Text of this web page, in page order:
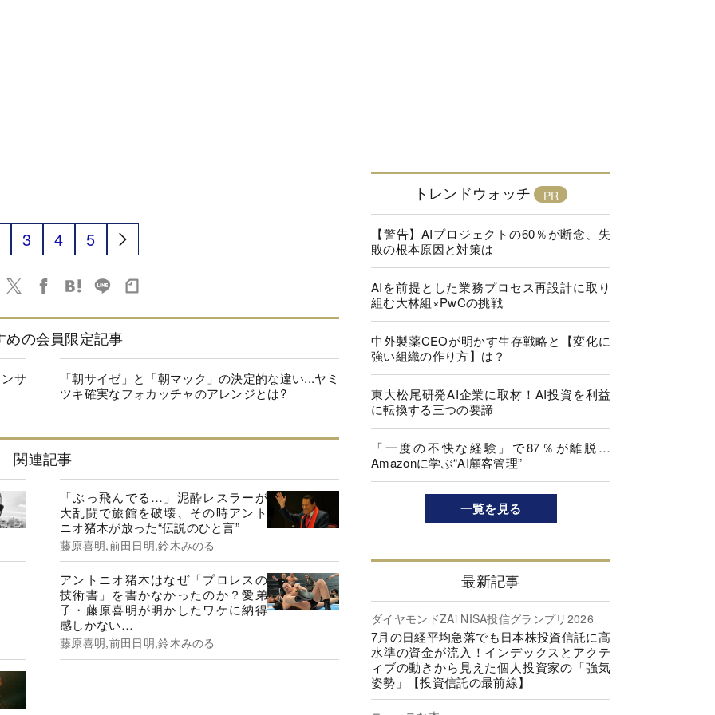
3 4 5
めの会員限定記事
サ
「朝サイゼ」と「朝マック」の決定的な違い...ヤミ
ツキ確実なフォカッチャのアレンジとは?
関連記事
「ぶっ飛んでる…」泥酔レスラーが
大乱闘で旅館を破壊、その時アント
ニオ猪木が放った“伝説のひと言”
藤原喜明,前田日明,鈴木みのる
アントニオ猪木はなぜ「プロレスの
技術書」を書かなかったのか？愛弟
子・藤原喜明が明かしたワケに納得
感しかない…
藤原喜明,前田日明,鈴木みのる
トレンドウォッチ
【警告】AIプロジェクトの60％が断念、失
敗の根本原因と対策は
AIを前提とした業務プロセス再設計に取り
組む大林組×PwCの挑戦
中外製薬CEOが明かす生存戦略と【変化に
強い組織の作り方】は？
東大松尾研発AI企業に取材！AI投資を利益
に転換する三つの要諦
「一度の不快な経験」で87％が離脱…
Amazonに学ぶ“AI顧客管理”
一覧を見る
最新記事
ダイヤモンドZAi NISA投信グランプリ2026
7月の日経平均急落でも日本株投資信託に高
水準の資金が流入！インデックスとアクテ
ィブの動きから見えた個人投資家の「強気
姿勢」【投資信託の最前線】